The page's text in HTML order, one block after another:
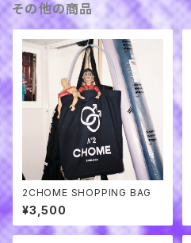
その他の商品
2CHOME SHOPPING BAG
¥3,500